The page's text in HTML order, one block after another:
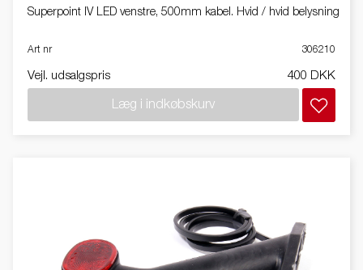
Superpoint IV LED venstre, 500mm kabel. Hvid / hvid belysning
Art nr 306210
Vejl. udsalgspris 400 DKK
Læg i indkøbskurv